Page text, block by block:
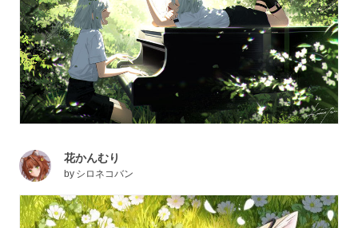
花かんむり
by シロネコバン